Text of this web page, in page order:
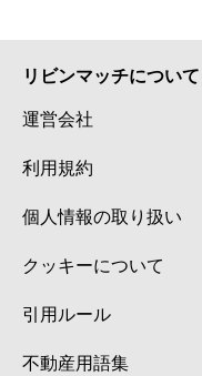
リビンマッチについて
運営会社
利用規約
個人情報の取り扱い
クッキーについて
引用ルール
不動産用語集